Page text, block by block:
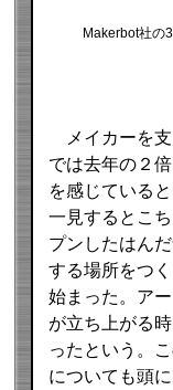
Makerbot社の
メイカーを支
では去年の２
を感じている
一見するとこ
プンしたはん
する場所をつ
始まった。ア
が立ち上がる
ったという。
についても頭に